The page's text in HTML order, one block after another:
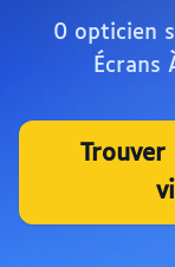
0 opticien
Écrans